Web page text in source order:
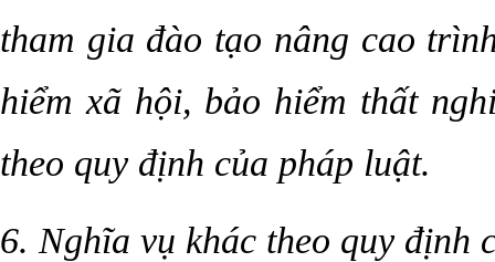
tham gia đào tạo nâng cao
hiểm xã hội, bảo hiểm thất
theo quy định của pháp luật.
6. Nghĩa vụ khác theo quy định